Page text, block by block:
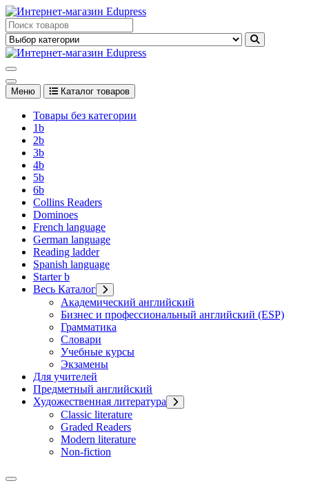
Перейти
к
содержимому
Edupress Uzbekistan, Edupress Узбекистан, книги, учебники на
английском языке
английском языке
Меню Каталог товаров
Товары без категории
1b
2b
3b
4b
5b
6b
Collins Readers
Dominoes
French language
German language
Reading ladder
Spanish language
Starter b
Весь Каталог
Академический английский
Бизнес и профессиональный английский (ESP)
Грамматика
Словари
Учебные курсы
Экзамены
Для учителей
Предметный английский
Художественная литература
Classic literature
Graded Readers
Modern literature
Non-fiction